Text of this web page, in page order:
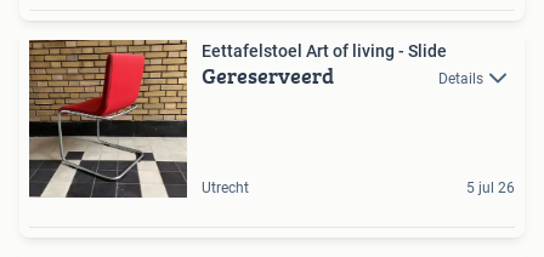
Eettafelstoel Art of living - Slide
Gereserveerd Details
Utrecht 5 jul 26